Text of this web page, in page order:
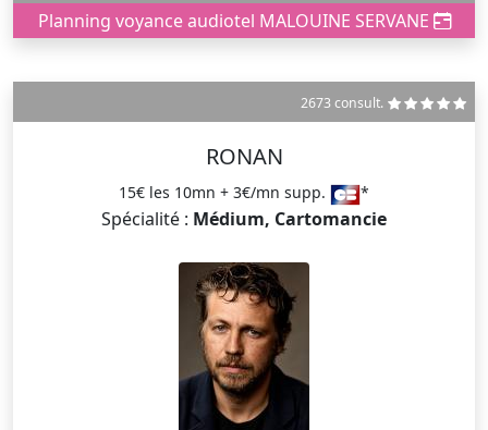
Planning voyance audiotel MALOUINE SERVANE
2673 consult.
RONAN
15€ les 10mn + 3€/mn supp. *
Spécialité : Médium, Cartomancie